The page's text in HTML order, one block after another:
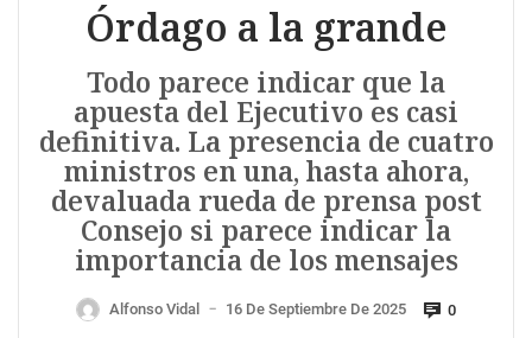
Órdago a la grande
Todo parece indicar que la
apuesta del Ejecutivo es casi
definitiva. La presencia de cuatro
ministros en una, hasta ahora,
devaluada rueda de prensa post
Consejo si parece indicar la
importancia de los mensajes
Alfonso Vidal — 16 De Septiembre De 2025 0